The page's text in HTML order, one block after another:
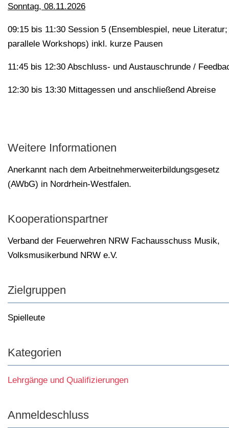
Sonntag, 08.11.2026
09:15 bis 11:30 Session 5 (Ensemblespiel, neue Literatur;
parallele Workshops) inkl. kurze Pausen
11:45 bis 12:30 Abschluss- und Austauschrunde /
12:30 bis 13:30 Mittagessen und anschließend Abreise
Weitere Informationen
Anerkannt nach dem Arbeitnehmerweiterbildungsgesetz
(AWbG) in Nordrhein-Westfalen.
Kooperationspartner
Verband der Feuerwehren NRW Fachausschuss Musik,
Volksmusikerbund NRW e.V.
Zielgruppen
Spielleute
Kategorien
Lehrgänge und Qualifizierungen
Anmeldeschluss